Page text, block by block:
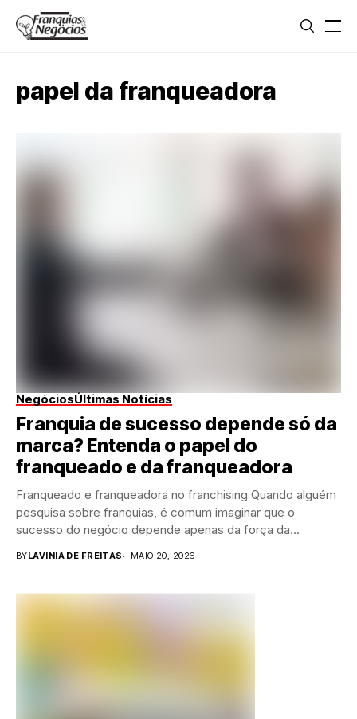
papel da franqueadora
NegóciosÚltimas Notícias
Franquia de sucesso depende só da
marca? Entenda o papel do
franqueado e da franqueadora
Franqueado e franqueadora no franchising Quando alguém
pesquisa sobre franquias, é comum imaginar que o
sucesso do negócio depende apenas da força da...
BYLAVINIA DE FREITAS MAIO 20, 2026